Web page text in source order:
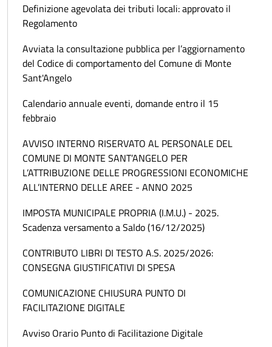
Definizione agevolata dei tributi locali: approvato il
Regolamento
Avviata la consultazione pubblica per l’aggiornamento
del Codice di comportamento del Comune di Monte
Sant'Angelo
Calendario annuale eventi, domande entro il 15
febbraio
AVVISO INTERNO RISERVATO AL PERSONALE DEL
COMUNE DI MONTE SANT’ANGELO PER
L’ATTRIBUZIONE DELLE PROGRESSIONI ECONOMICHE
ALL’INTERNO DELLE AREE - ANNO 2025
IMPOSTA MUNICIPALE PROPRIA (I.M.U.) - 2025.
Scadenza versamento a Saldo (16/12/2025)
CONTRIBUTO LIBRI DI TESTO A.S. 2025/2026:
CONSEGNA GIUSTIFICATIVI DI SPESA
COMUNICAZIONE CHIUSURA PUNTO DI
FACILITAZIONE DIGITALE
Avviso Orario Punto di Facilitazione Digitale